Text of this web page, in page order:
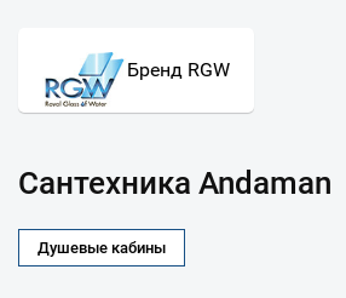
Бренд RGW
Сантехника Andaman
Душевые кабины